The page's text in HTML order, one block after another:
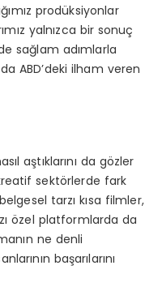
prodüksiyonlar
yalnızca bir sonuç
sağlam adımlarla
ABD’deki ilham veren
aştıklarını da gözler
sektörlerde fark
tarzı kısa filmler,
özel platformlarda da
ne denli
başarılarını